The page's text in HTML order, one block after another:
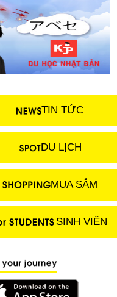
TIN TỨC
DU LỊCH
MUA SẮM
SINH VIÊN